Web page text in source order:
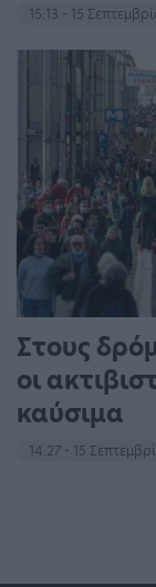
15:13 - 15
Στους
οι
καύσιμα
14:27 - 15